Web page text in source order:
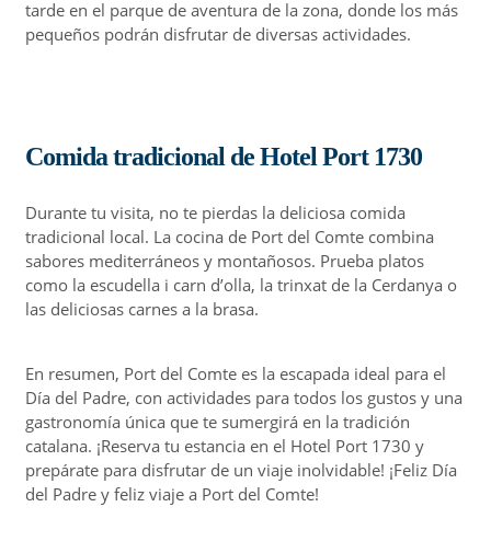
tarde en el parque de aventura de la zona, donde los más
pequeños podrán disfrutar de diversas actividades.
Comida tradicional de Hotel Port 1730
Durante tu visita, no te pierdas la deliciosa comida
tradicional local. La cocina de Port del Comte combina
sabores mediterráneos y montañosos. Prueba platos
como la escudella i carn d’olla, la trinxat de la Cerdanya o
las deliciosas carnes a la brasa.
En resumen, Port del Comte es la escapada ideal para el
Día del Padre, con actividades para todos los gustos y una
gastronomía única que te sumergirá en la tradición
catalana. ¡Reserva tu estancia en el Hotel Port 1730 y
prepárate para disfrutar de un viaje inolvidable! ¡Feliz Día
del Padre y feliz viaje a Port del Comte!